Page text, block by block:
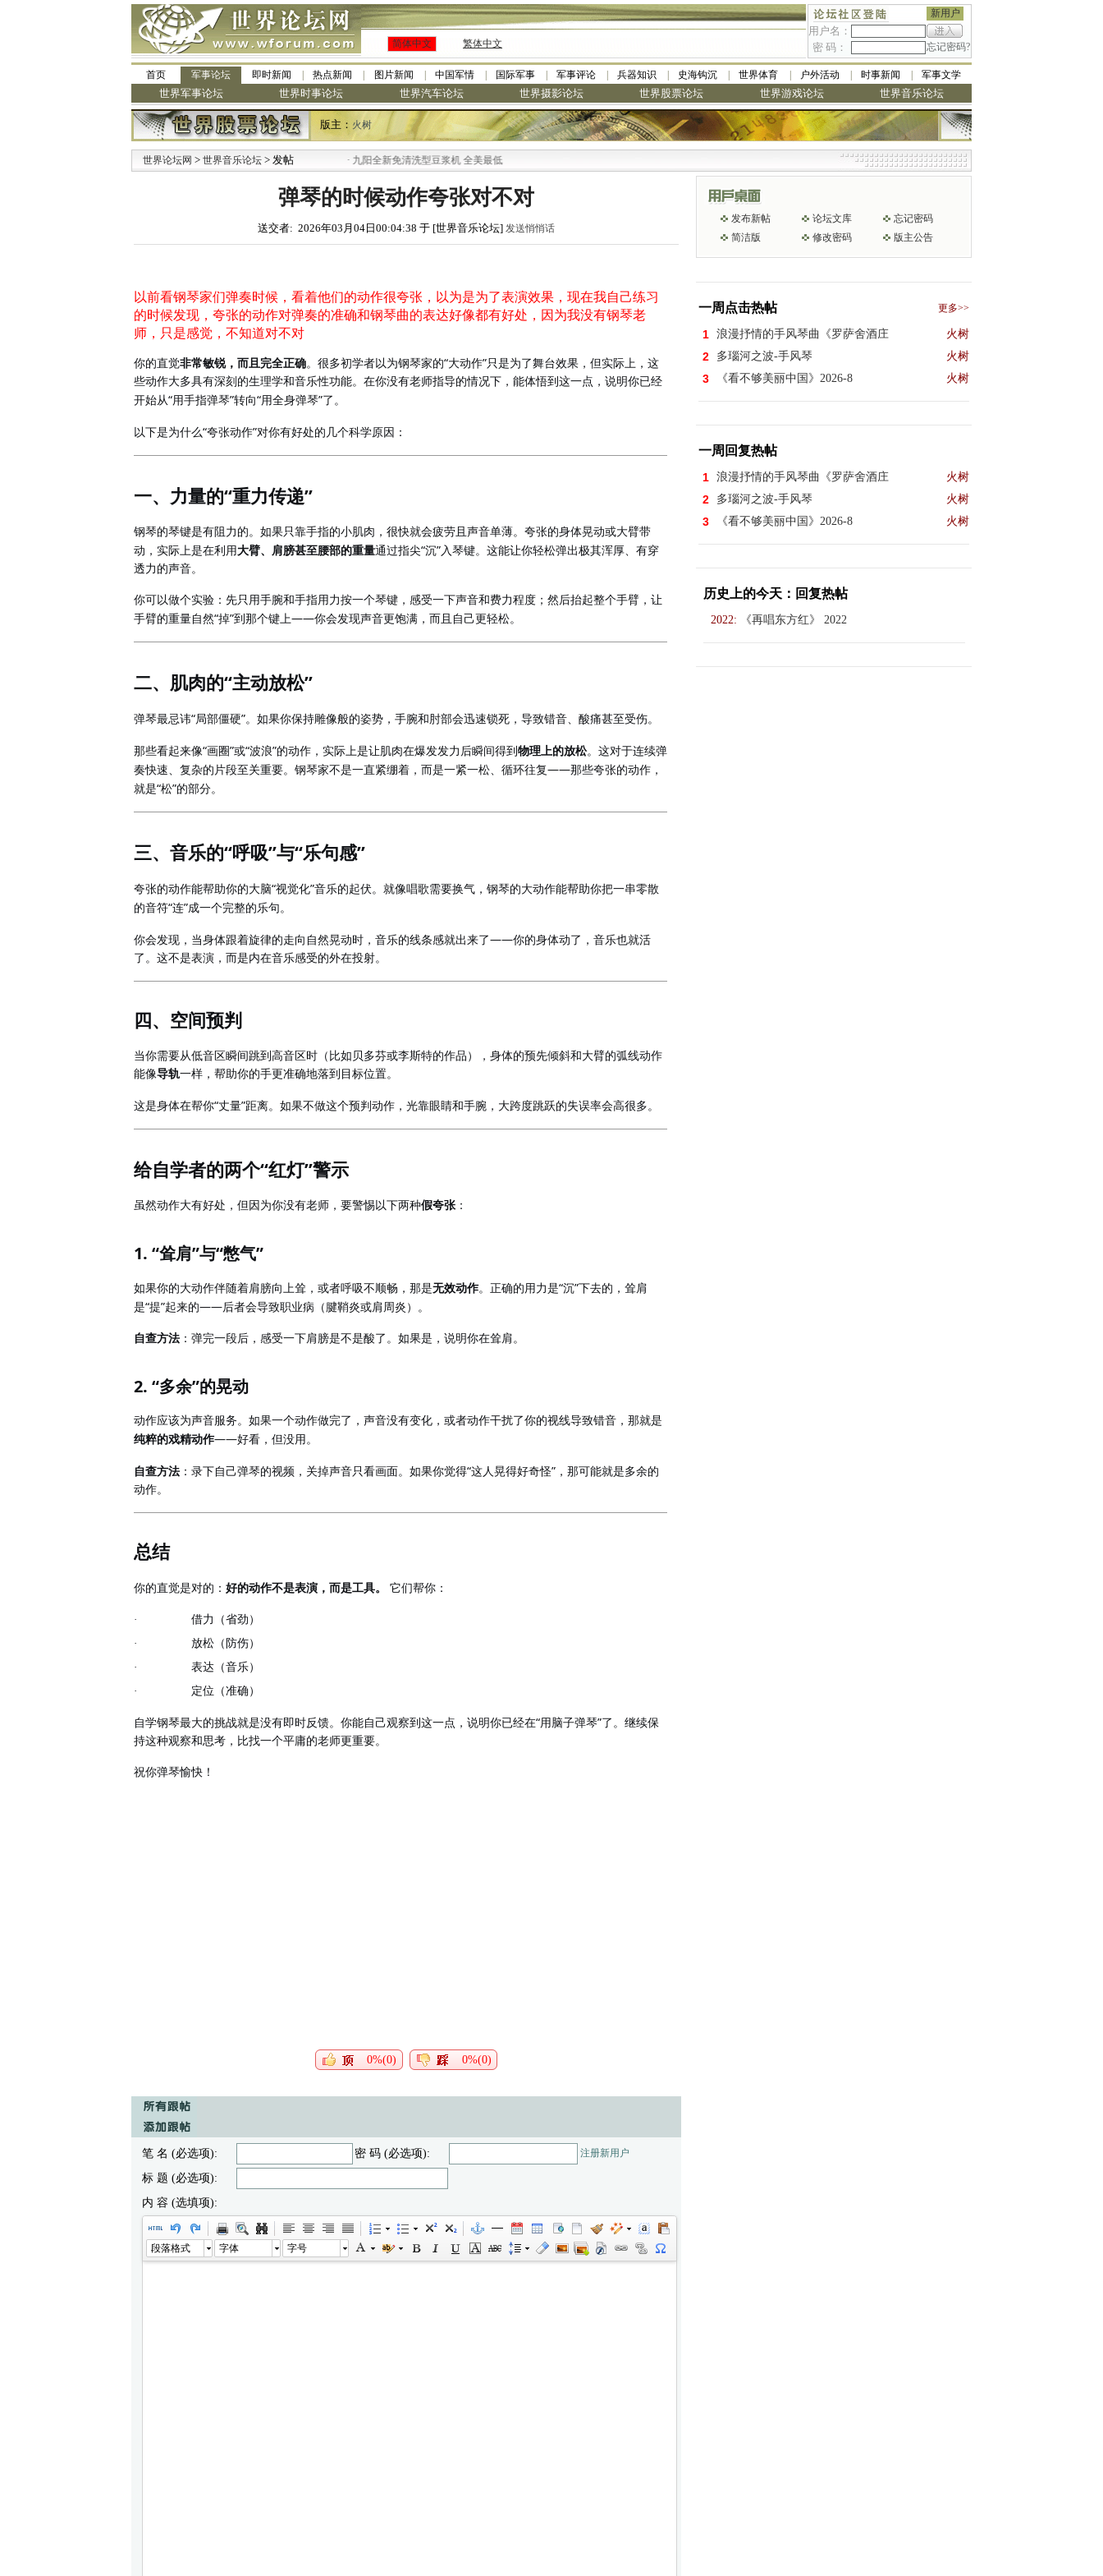
新用户
用户名：
密 码：
忘记密码?
简体中文 繁体中文
首页 军事论坛 即时新闻 热点新闻 图片新闻 中国军情 国际军事 军事评论 兵器知识 史海钩沉 世界体育 户外活动 时事新闻 军事文学
世界军事论坛 世界时事论坛 世界汽车论坛 世界摄影论坛 世界股票论坛 世界游戏论坛 世界音乐论坛
版主： 火树
世界论坛网 > 世界音乐论坛 > 发帖 九阳全新免清洗型豆浆机 全美最低
弹琴的时候动作夸张对不对
送交者: 2026年03月04日00:04:38 于 [世界音乐论坛] 发送悄悄话
以前看钢琴家们弹奏时候，看着他们的动作很夸张，以为是为了表演效果，现在我自己练习
的时候发现，夸张的动作对弹奏的准确和钢琴曲的表达好像都有好处，因为我没有钢琴老
师，只是感觉，不知道对不对
你的直觉非常敏锐，而且完全正确。很多初学者以为钢琴家的“大动作”只是为了舞台效果，但实际上，这
些动作大多具有深刻的生理学和音乐性功能。在你没有老师指导的情况下，能体悟到这一点，说明你已经
开始从“用手指弹琴”转向“用全身弹琴”了。
以下是为什么“夸张动作”对你有好处的几个科学原因：
一、力量的“重力传递”
钢琴的琴键是有阻力的。如果只靠手指的小肌肉，很快就会疲劳且声音单薄。夸张的身体晃动或大臂带
动，实际上是在利用 大臂、肩膀甚至腰部的重量通过指尖“沉”入琴键。这能让你轻松弹出极其浑厚、有穿
透力的声音。
你可以做个实验：先只用手腕和手指用力按一个琴键，感受一下声音和费力程度；然后抬起整个手臂，让
手臂的重量自然“掉”到那个键上——你会发现声音更饱满，而且自己更轻松。
二、肌肉的“主动放松”
弹琴最忌讳“局部僵硬”。如果你保持雕像般的姿势，手腕和肘部会迅速锁死，导致错音、酸痛甚至受伤。
那些看起来像“画圈”或“波浪”的动作，实际上是让肌肉在爆发发力后瞬间得到 物理上的放松。这对于连续弹
奏快速、复杂的片段至关重要。钢琴家不是一直紧绷着，而是一紧一松、循环往复——那些夸张的动作，
就是“松”的部分。
三、音乐的“呼吸”与“乐句感”
夸张的动作能帮助你的大脑“视觉化”音乐的起伏。就像唱歌需要换气，钢琴的大动作能帮助你把一串零散
的音符“连”成一个完整的乐句。
你会发现，当身体跟着旋律的走向自然晃动时，音乐的线条感就出来了——你的身体动了，音乐也就活
了。这不是表演，而是内在音乐感受的外在投射。
四、空间预判
当你需要从低音区瞬间跳到高音区时（比如贝多芬或李斯特的作品），身体的预先倾斜和大臂的弧线动作
能像导轨一样，帮助你的手更准确地落到目标位置。
这是身体在帮你“丈量”距离。如果不做这个预判动作，光靠眼睛和手腕，大跨度跳跃的失误率会高很多。
给自学者的两个“红灯”警示
虽然动作大有好处，但因为你没有老师，要警惕以下两种假夸张：
1. “耸肩”与“憋气”
如果你的大动作伴随着肩膀向上耸，或者呼吸不顺畅，那是无效动作。正确的用力是“沉”下去的，耸肩
是“提”起来的——后者会导致职业病（腱鞘炎或肩周炎）。
自查方法 ：弹完一段后，感受一下肩膀是不是酸了。如果是，说明你在耸肩。
2. “多余”的晃动
动作应该为声音服务。如果一个动作做完了，声音没有变化，或者动作干扰了你的视线导致错音，那就是
纯粹的戏精动作——好看，但没用。
自查方法 ：录下自己弹琴的视频，关掉声音只看画面。如果你觉得“这人晃得好奇怪” ，那可能就是多余的
动作。
总结
你的直觉是对的： 好的动作不是表演，而是工具。 它们帮你：
·
借力（省劲）
·
放松（防伤）
·
表达（音乐）
·
定位（准确）
自学钢琴最大的挑战就是没有即时反馈。你能自己观察到这一点，说明你已经在“用脑子弹琴”了。继续保
持这种观察和思考，比找一个平庸的老师更重要。
祝你弹琴愉快！
0%(0) 0%(0)
笔 名 (必选项): 密 码 (必选项): 注册新用户
标 题 (必选项):
内 容 (选填项):
段落格式 字体 字号
发布新帖 论坛文库
忘记密码
简洁版
修改密码 版主公告
一周点击热帖 更多>>
1 浪漫抒情的手风琴曲《罗萨舍酒庄 火树
2 多瑙河之波-手风琴 火树
3 《看不够美丽中国》2026-8 火树
一周回复热帖
1 浪漫抒情的手风琴曲《罗萨舍酒庄 火树
2 多瑙河之波-手风琴 火树
3 《看不够美丽中国》2026-8 火树
历史上的今天：回复热帖
2022: 《再唱东方红》 2022